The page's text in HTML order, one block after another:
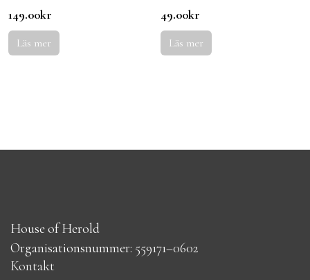
149.00kr
Läs mer
49.00kr
Läs mer
House of Herold
Organisationsnummer: 559171–0602
Kontakt